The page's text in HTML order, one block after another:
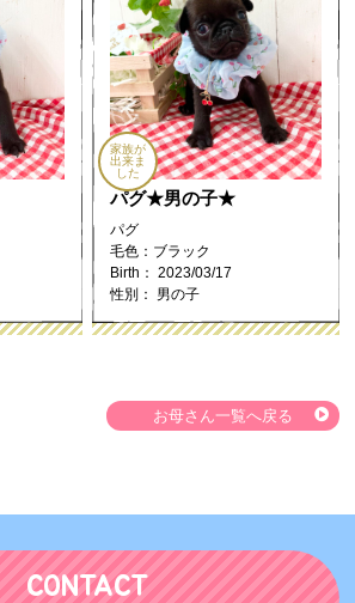
家族が
出来ま
した
パグ★男の子★
パグ
毛色：ブラック
Birth： 2023/03/17
性別： 男の子
お母さん一覧へ戻る
CONTACT